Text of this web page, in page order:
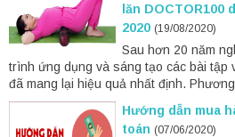
lăn DOCTOR100
2020 (19/08/2020)
Sau hơn 20 năm
trình ứng dụng và sáng tạo các bài tập
đã mang lại hiệu quả nhất định.
Hướng dẫn mua
toán (07/06/2020)